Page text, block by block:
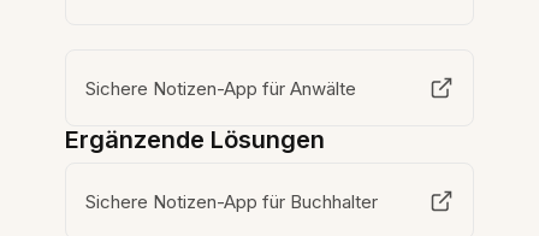
Sichere Notizen-App für Anwälte
Ergänzende Lösungen
Sichere Notizen-App für Buchhalter